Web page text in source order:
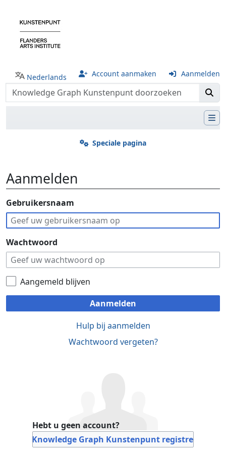
Nederlands Account aanmaken Aanmelden
Speciale pagina
Aanmelden
Ga naar:navigatie,
Gebruikersnaam
Wachtwoord
Aangemeld blijven
Aanmelden
Hulp bij aanmelden
Wachtwoord vergeten?
Hebt u geen account?
Bij Knowledge Graph Kunstenpunt registreren